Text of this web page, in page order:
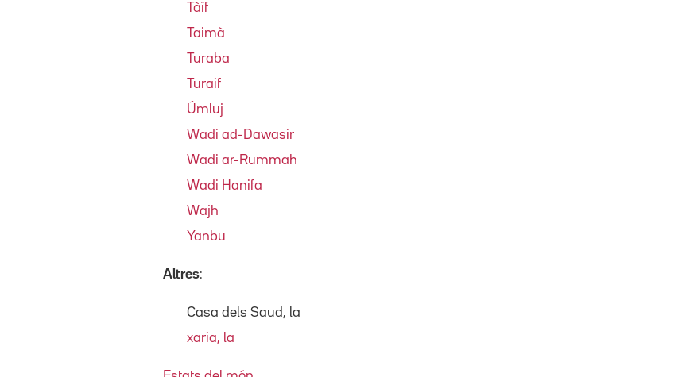
Tàïf
Taimà
Turaba
Turaif
Úmluj
Wadi ad-Dawasir
Wadi ar-Rummah
Wadi Hanifa
Wajh
Yanbu
Altres:
Casa dels Saud, la
xaria, la